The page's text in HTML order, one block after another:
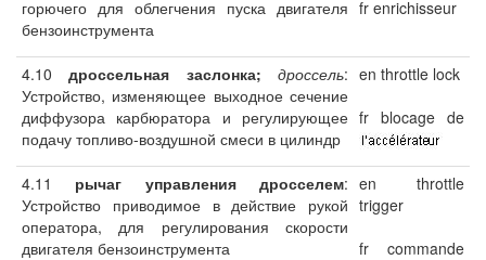
горючего для облегчения пуска двигателя
бензоинструмента
fr enrichisseur
4.10дроссельная заслонка; дроссель:
Устройство, изменяющее выходное сечение
диффузора карбюратора и регулирующее
подачу топливо-воздушной смеси в цилиндр
en throttle lock
fr blocage de
4.11 рычаг управления дросселем:
Устройство приводимое в действие рукой
оператора, для регулирования скорости
двигателя бензоинструмента
en throttle
trigger
fr commande